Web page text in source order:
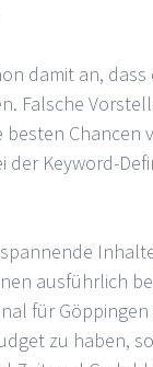
damit an,
Falsche
Chancen
Keyword-
ausführlich
für
zu haben,